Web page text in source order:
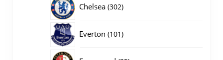
Chelsea 302302
Everton 101101